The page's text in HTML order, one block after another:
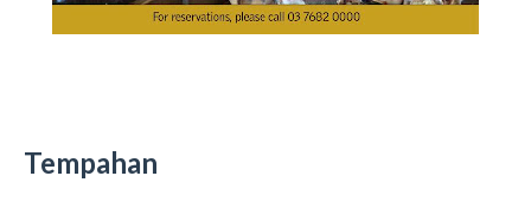
Tempahan